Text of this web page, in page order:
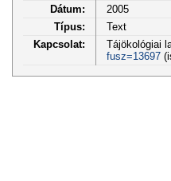
Dátum:
2005
Típus:
Text
Kapcsolat:
Tájökológiai
fusz=13697